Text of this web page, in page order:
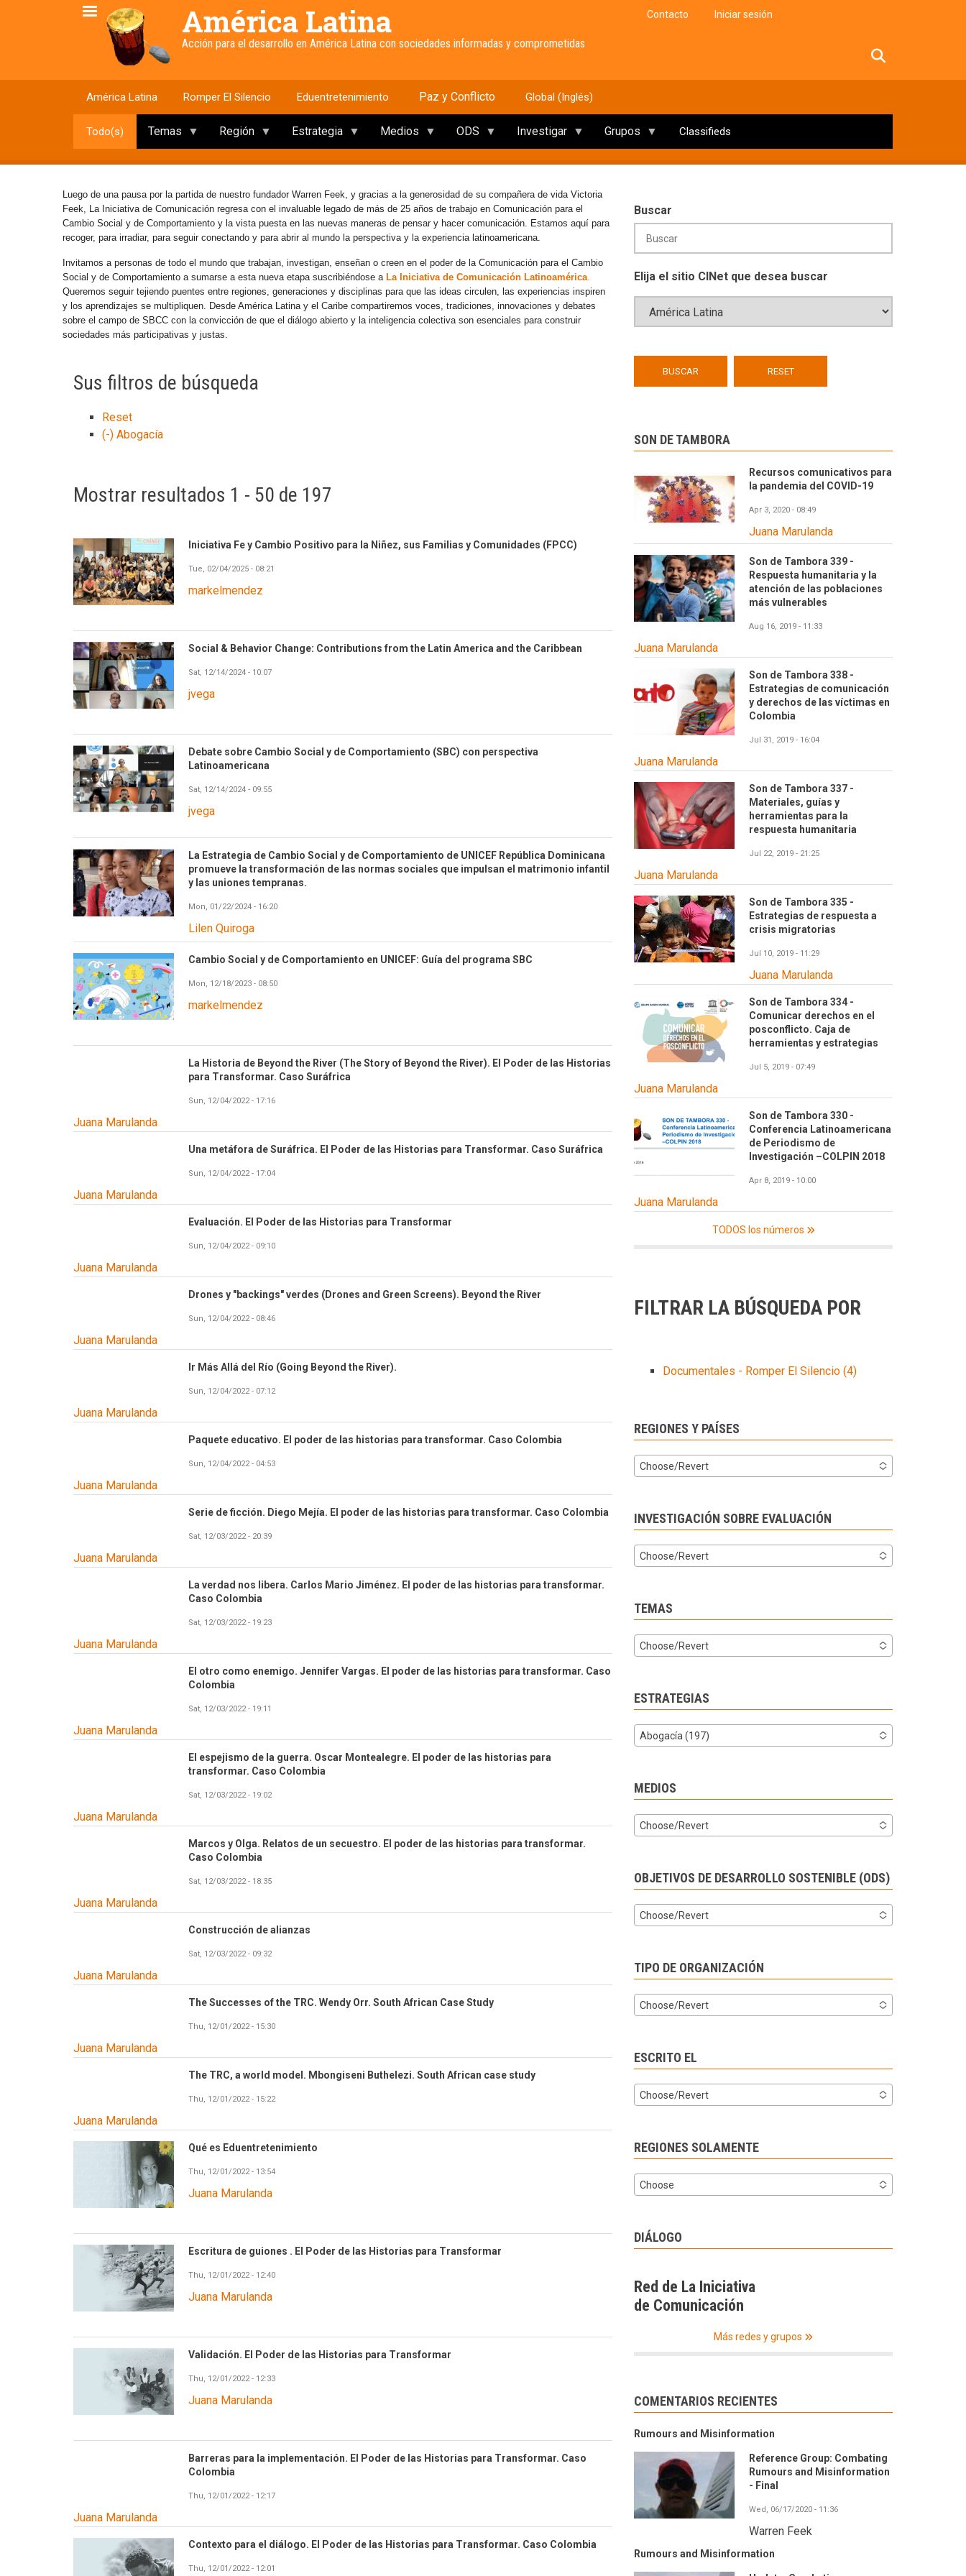
América Latina
Acción para el desarrollo en América Latina con sociedades informadas y comprometidas
Contacto Iniciar sesión
América Latina Romper El Silencio Eduentretenimiento Paz y Conflicto Global (Inglés)
Todo(s) Temas Región Estrategia Medios ODS Investigar Grupos Classifieds
Luego de una pausa por la partida de nuestro fundador Warren Feek, y gracias a la generosidad de su compañera de vida Victoria
Feek, La Iniciativa de Comunicación regresa con el invaluable legado de más de 25 años de trabajo en Comunicación para el
Cambio Social y de Comportamiento y la vista puesta en las nuevas maneras de pensar y hacer comunicación. Estamos aquí para
recoger, para irradiar, para seguir conectando y para abrir al mundo la perspectiva y la experiencia latinoamericana.
Invitamos a personas de todo el mundo que trabajan, investigan, enseñan o creen en el poder de la Comunicación para el Cambio
Social y de Comportamiento a sumarse a esta nueva etapa suscribiéndose a La Iniciativa de Comunicación Latinoamérica.
Queremos seguir tejiendo puentes entre regiones, generaciones y disciplinas para que las ideas circulen, las experiencias inspiren
y los aprendizajes se multipliquen. Desde América Latina y el Caribe compartiremos voces, tradiciones, innovaciones y debates
sobre el campo de SBCC con la convicción de que el diálogo abierto y la inteligencia colectiva son esenciales para construir
sociedades más participativas y justas.
Sus filtros de búsqueda
Reset
(-) Abogacía
Mostrar resultados 1 - 50 de 197
Iniciativa Fe y Cambio Positivo para la Niñez, sus Familias y Comunidades (FPCC)
Tue, 02/04/2025 - 08:21
markelmendez
Social & Behavior Change: Contributions from the Latin America and the Caribbean
Sat, 12/14/2024 - 10:07
jvega
Debate sobre Cambio Social y de Comportamiento (SBC) con perspectiva
Latinoamericana
Sat, 12/14/2024 - 09:55
jvega
La Estrategia de Cambio Social y de Comportamiento de UNICEF República Dominicana
promueve la transformación de las normas sociales que impulsan el matrimonio infantil
y las uniones tempranas.
Mon, 01/22/2024 - 16:20
Lilen Quiroga
Cambio Social y de Comportamiento en UNICEF: Guía del programa SBC
Mon, 12/18/2023 - 08:50
markelmendez
La Historia de Beyond the River (The Story of Beyond the River). El Poder de las Historias
para Transformar. Caso Suráfrica
Sun, 12/04/2022 - 17:16
Juana Marulanda
Una metáfora de Suráfrica. El Poder de las Historias para Transformar. Caso Suráfrica
Sun, 12/04/2022 - 17:04
Juana Marulanda
Evaluación. El Poder de las Historias para Transformar
Sun, 12/04/2022 - 09:10
Juana Marulanda
Drones y "backings" verdes (Drones and Green Screens). Beyond the River
Sun, 12/04/2022 - 08:46
Juana Marulanda
Ir Más Allá del Río (Going Beyond the River).
Sun, 12/04/2022 - 07:12
Juana Marulanda
Paquete educativo. El poder de las historias para transformar. Caso Colombia
Sun, 12/04/2022 - 04:53
Juana Marulanda
Serie de ficción. Diego Mejía. El poder de las historias para transformar. Caso Colombia
Sat, 12/03/2022 - 20:39
Juana Marulanda
La verdad nos libera. Carlos Mario Jiménez. El poder de las historias para transformar.
Caso Colombia
Sat, 12/03/2022 - 19:23
Juana Marulanda
El otro como enemigo. Jennifer Vargas. El poder de las historias para transformar. Caso
Colombia
Sat, 12/03/2022 - 19:11
Juana Marulanda
El espejismo de la guerra. Oscar Montealegre. El poder de las historias para
transformar. Caso Colombia
Sat, 12/03/2022 - 19:02
Juana Marulanda
Marcos y Olga. Relatos de un secuestro. El poder de las historias para transformar.
Caso Colombia
Sat, 12/03/2022 - 18:35
Juana Marulanda
Construcción de alianzas
Sat, 12/03/2022 - 09:32
Juana Marulanda
The Successes of the TRC. Wendy Orr. South African Case Study
Thu, 12/01/2022 - 15:30
Juana Marulanda
The TRC, a world model. Mbongiseni Buthelezi. South African case study
Thu, 12/01/2022 - 15:22
Juana Marulanda
Qué es Eduentretenimiento
Thu, 12/01/2022 - 13:54
Juana Marulanda
Escritura de guiones . El Poder de las Historias para Transformar
Thu, 12/01/2022 - 12:40
Juana Marulanda
Validación. El Poder de las Historias para Transformar
Thu, 12/01/2022 - 12:33
Juana Marulanda
Barreras para la implementación. El Poder de las Historias para Transformar. Caso
Colombia
Thu, 12/01/2022 - 12:17
Juana Marulanda
Contexto para el diálogo. El Poder de las Historias para Transformar. Caso Colombia
Thu, 12/01/2022 - 12:01
Buscar
Elija el sitio CINet que desea buscar
SON DE TAMBORA
Recursos comunicativos para
la pandemia del COVID-19
Apr 3, 2020 - 08:49
Juana Marulanda
Son de Tambora 339 -
Respuesta humanitaria y la
atención de las poblaciones
más vulnerables
Aug 16, 2019 - 11:33
Juana Marulanda
Son de Tambora 338 -
Estrategias de comunicación
y derechos de las víctimas en
Colombia
Jul 31, 2019 - 16:04
Juana Marulanda
Son de Tambora 337 -
Materiales, guías y
herramientas para la
respuesta humanitaria
Jul 22, 2019 - 21:25
Juana Marulanda
Son de Tambora 335 -
Estrategias de respuesta a
crisis migratorias
Jul 10, 2019 - 11:29
Juana Marulanda
Son de Tambora 334 -
Comunicar derechos en el
posconflicto. Caja de
herramientas y estrategias
Jul 5, 2019 - 07:49
Juana Marulanda
Son de Tambora 330 -
Conferencia Latinoamericana
de Periodismo de
Investigación –COLPIN 2018
Apr 8, 2019 - 10:00
Juana Marulanda
TODOS los números
FILTRAR LA BÚSQUEDA POR
Documentales - Romper El Silencio (4)
REGIONES Y PAÍSES
Choose/Revert
INVESTIGACIÓN SOBRE EVALUACIÓN
Choose/Revert
TEMAS
Choose/Revert
ESTRATEGIAS
Abogacía (197)
MEDIOS
Choose/Revert
OBJETIVOS DE DESARROLLO SOSTENIBLE (ODS)
Choose/Revert
TIPO DE ORGANIZACIÓN
Choose/Revert
ESCRITO EL
Choose/Revert
REGIONES SOLAMENTE
Choose
DIÁLOGO
Red de La Iniciativa
de Comunicación
Más redes y grupos
COMENTARIOS RECIENTES
Rumours and Misinformation
Reference Group: Combating
Rumours and Misinformation
- Final
Wed, 06/17/2020 - 11:36
Warren Feek
Rumours and Misinformation